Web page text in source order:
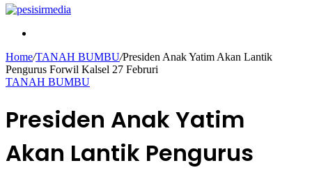
Home/TANAH BUMBU/Presiden Anak Yatim Akan Lantik
Pengurus Forwil Kalsel 27 Februri
TANAH BUMBU
Presiden Anak Yatim
Akan Lantik Pengurus